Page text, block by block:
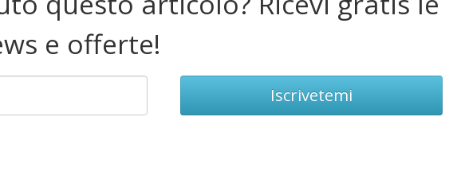
e offerte!
Iscrivetemi